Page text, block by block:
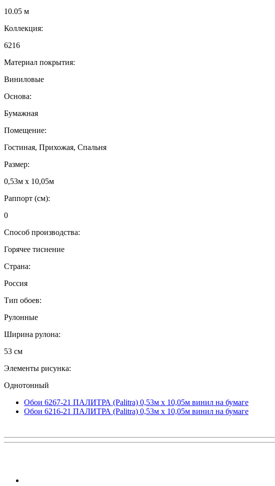
10.05 м
Коллекция:
6216
Материал покрытия:
Виниловые
Основа:
Бумажная
Помещение:
Гостиная, Прихожая, Спальня
Размер:
0,53м x 10,05м
Раппорт (см):
0
Способ производства:
Горячее тиснение
Страна:
Россия
Тип обоев:
Рулонные
Ширина рулона:
53 см
Элементы рисунка:
Однотонный
Обои 6267-21 ПАЛИТРА (Palitra) 0,53м x 10,05м винил на бумаге
Обои 6216-21 ПАЛИТРА (Palitra) 0,53м x 10,05м винил на бумаге